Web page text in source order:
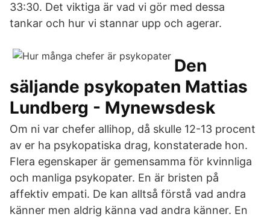
33:30. Det viktiga är vad vi gör med dessa
tankar och hur vi stannar upp och agerar.
Den
säljande psykopaten Mattias
Lundberg - Mynewsdesk
Om ni var chefer allihop, då skulle 12-13 procent
av er ha psykopatiska drag, konstaterade hon.
Flera egenskaper är gemensamma för kvinnliga
och manliga psykopater. En är bristen på
affektiv empati. De kan alltså förstå vad andra
känner men aldrig känna vad andra känner. En